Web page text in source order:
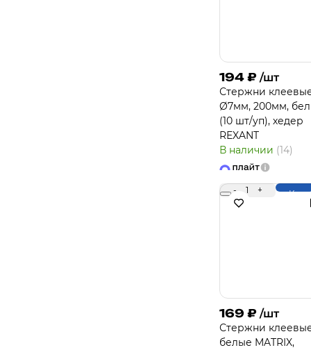
194 ₽ /шт
Стержни
Ø7мм, 200мм,
(10 шт/уп), хедер
REXANT
В наличии (14)
- 1 +
169 ₽ /шт
Стержни
белые MATRIX,